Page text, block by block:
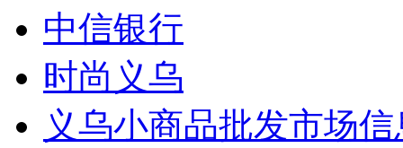
中信银行
时尚义乌
义乌小商品批发市场